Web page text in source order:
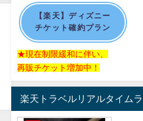
【楽天】ディズニー
チケット確約プラン
★現在制限緩和に伴い、
再販チケット増加中！
楽天トラベルリアルタイム